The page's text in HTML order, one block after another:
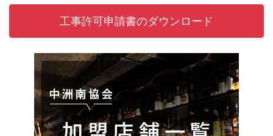
工事許可申請書のダウンロード